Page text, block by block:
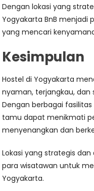
Dengan lokasi yang
Yogyakarta BnB menjadi
yang mencari
Kesimpulan
Hostel di Yogyakarta
nyaman, terjangkau, dan
Dengan berbagai
tamu dapat menikmati
menyenangkan dan
Lokasi yang strategis
para wisatawan untuk
Yogyakarta.